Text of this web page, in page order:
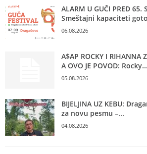
ALARM U GUČI PRED 65.
Smeštajni kapaciteti
06.08.2026
A$AP ROCKY I RIHANNA
A OVO JE POVOD: Rocky...
05.08.2026
BIJELJINA UZ KEBU:
za novu pesmu –...
04.08.2026